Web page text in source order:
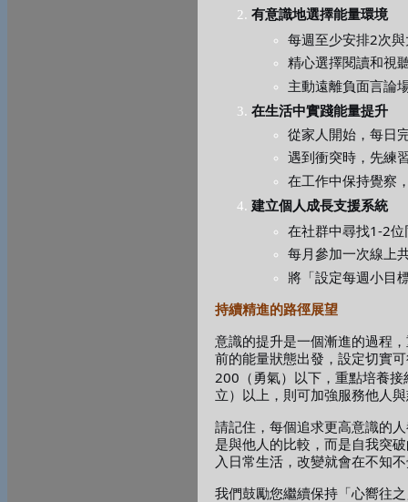
有意識地選擇能量環境
每週至少安排2次
精心選擇閱讀和視
主動遠離負面言論
在生活中實踐能量提升
從家人開始，每日
遇到衝突時，先練
在工作中保持覺察
建立個人成長支援系統
在社群中尋找1-2位
每月參加一次線上
將「設定每週小目
持續精進的路徑展望
意識的提升是一個漸進的過程
前的能量狀態出發，設定切實
200 （勇氣）以下，重點培養
立）以上，則可加強服務他人
請記住，每個追求更高意識的
是與他人的比較，而是自我突
入日常生活，改變就會在不知
我們鼓勵您繼續保持「心嚮往